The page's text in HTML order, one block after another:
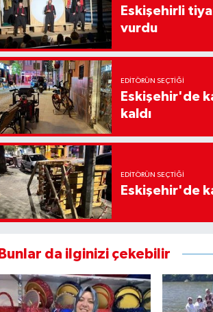
Eskişehirli
vurdu
EDITÖRÜN SEÇTIĞI
Eskişehir'de
kaldı
EDITÖRÜN SEÇTIĞI
Eskişehir'de
Bunlar da ilginizi çekebilir